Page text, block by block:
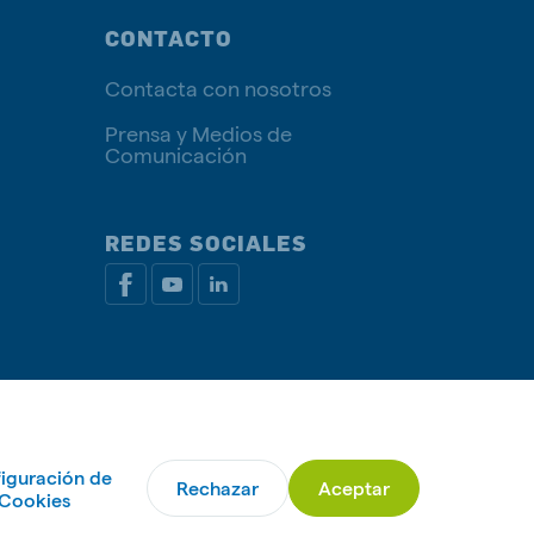
de
Rechazar Aceptar
CONTACTO
Contacta con nosotros
Prensa y Medios de
Comunicación
REDES SOCIALES
© De Heus Animal Nutrition